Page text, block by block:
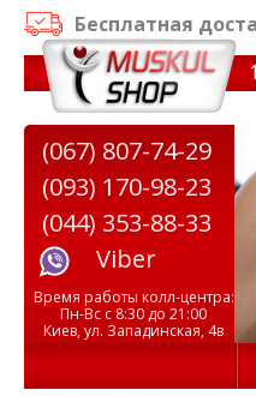
Бесплатная
на тренажеры до
(067) 807-74-29
(093) 170-98-23
(044) 353-88-33
Viber
Время работы колл-центра:
Пн-Вс с 8:30 до 21:00
Киев, ул. Западинская, 4в